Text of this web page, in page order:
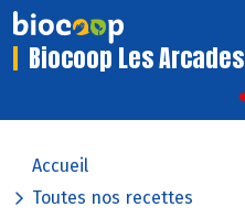
Biocoop Les Arcades
Accueil
Toutes nos recettes